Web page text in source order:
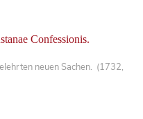
Confessionis.
neuen Sachen. (1732,